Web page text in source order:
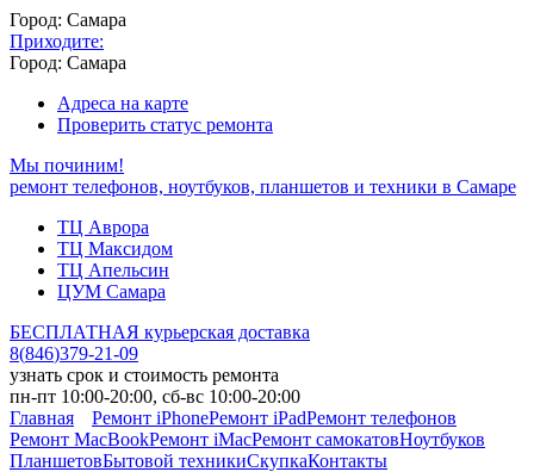
Город: Самара
Приходите:
Город: Самара
Адреса на карте
Проверить статус ремонта
Мы починим!
ремонт телефонов, ноутбуков, планшетов и техники в Самаре
ТЦ Аврора
ТЦ Максидом
ТЦ Апельсин
ЦУМ Самара
БЕСПЛАТНАЯ курьерская доставка
8(846)379-21-09
узнать срок и стоимость ремонта
пн-пт 10:00-20:00, сб-вс 10:00-20:00
Главная
Ремонт iPhoneРемонт iPadРемонт телефонов
Ремонт MacBookРемонт iMacРемонт самокатовНоутбуков
ПланшетовБытовой техникиСкупкаКонтакты